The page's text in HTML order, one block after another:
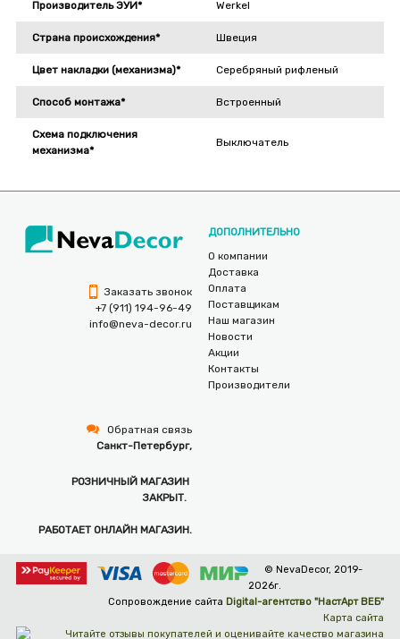
Производитель ЭУИ* Werkel
Страна происхождения* Швеция
Цвет накладки (механизма)* Серебряный рифленый
Способ монтажа* Встроенный
Схема подключения
механизма*
Выключатель
Заказать звонок
+7 (911) 194-96-49
info@neva-decor.ru
Обратная связь
Санкт-Петербург,
РОЗНИЧНЫЙ МАГАЗИН
ЗАКРЫТ.
РАБОТАЕТ ОНЛАЙН МАГАЗИН.
ДОПОЛНИТЕЛЬНО
О компании
Доставка
Оплата
Поставщикам
Наш магазин
Новости
Акции
Контакты
Производители
© NevaDecor, 2019-
2026г.
Сопровождение сайта Digital-агентство "НастАрт ВЕБ"
Карта сайта